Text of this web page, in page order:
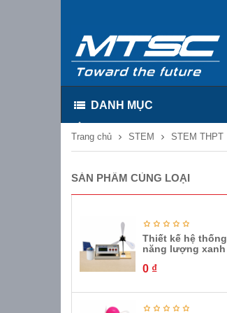
DANH MỤC
Trang chủ STEM STEM THPT
SẢN PHẨM CÙNG LOẠI
Thiết kế hệ thống
năng lượng xanh
0 ₫